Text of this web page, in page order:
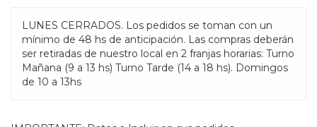
LUNES CERRADOS. Los pedidos se toman con un
mínimo de 48 hs de anticipación. Las compras deberán
ser retiradas de nuestro local en 2 franjas horarias: Turno
Mañana (9 a 13 hs) Turno Tarde (14 a 18 hs). Domingos
de 10 a 13hs